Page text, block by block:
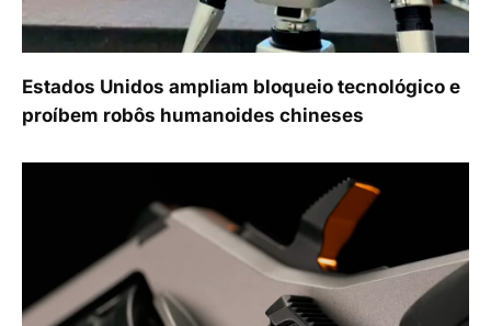
Estados Unidos ampliam bloqueio tecnológico e
proíbem robôs humanoides chineses